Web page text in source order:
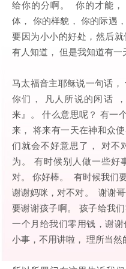
给你的分啊。 你的才能
体， 你的样貌， 你的际遇
要因为小小的好处，然后
有人知道， 但是我知道有一
马太福音主耶稣说一句话
你们， 凡人所说的闲话
来』。 什么意思呢？ 有一
来， 将来有一天在神和众
们就会不好意思了， 对不
为。 有时候别人做一些好
对。 你好棒。 有时候我们
谢谢妈咪，对不对。 谢谢
要谢谢孩子啊。 孩子给我
一个月给我们零用钱，谢
小事，不用讲啦， 理所当然